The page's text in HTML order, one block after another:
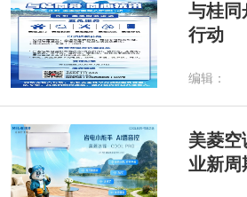
与桂同
行动
编辑：
美菱空
业新周